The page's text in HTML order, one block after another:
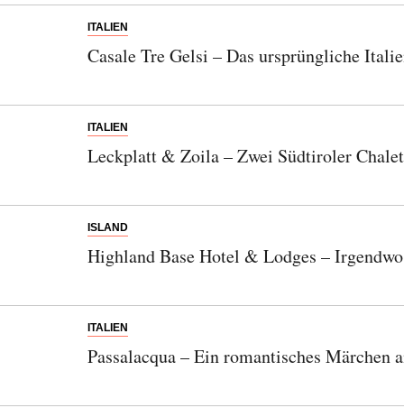
ITALIEN
Casale Tre Gelsi – Das ursprüngliche
ITALIEN
Leckplatt & Zoila – Zwei Südtiroler
ISLAND
Highland Base Hotel & Lodges –
ITALIEN
Passalacqua – Ein romantisches Märchen